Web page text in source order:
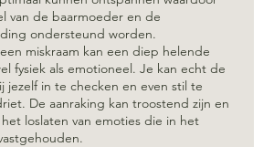
van de baarmoeder en de
ondersteund worden.
miskraam kan een diep helende
fysiek als emotioneel. Je kan echt de
jezelf in te checken en even stil te
De aanraking kan troostend zijn en
loslaten van emoties die in het